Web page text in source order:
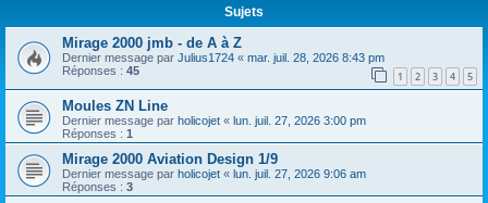
Sujets
Mirage 2000 jmb - de A à Z
Dernier message par Julius1724 « mar. juil. 28, 2026 8:43 pm
Réponses : 45 1 2 3 4 5
Moules ZN Line
Dernier message par holicojet « lun. juil. 27, 2026 3:00 pm
Réponses : 1
Mirage 2000 Aviation Design 1/9
Dernier message par holicojet « lun. juil. 27, 2026 9:06 am
Réponses : 3